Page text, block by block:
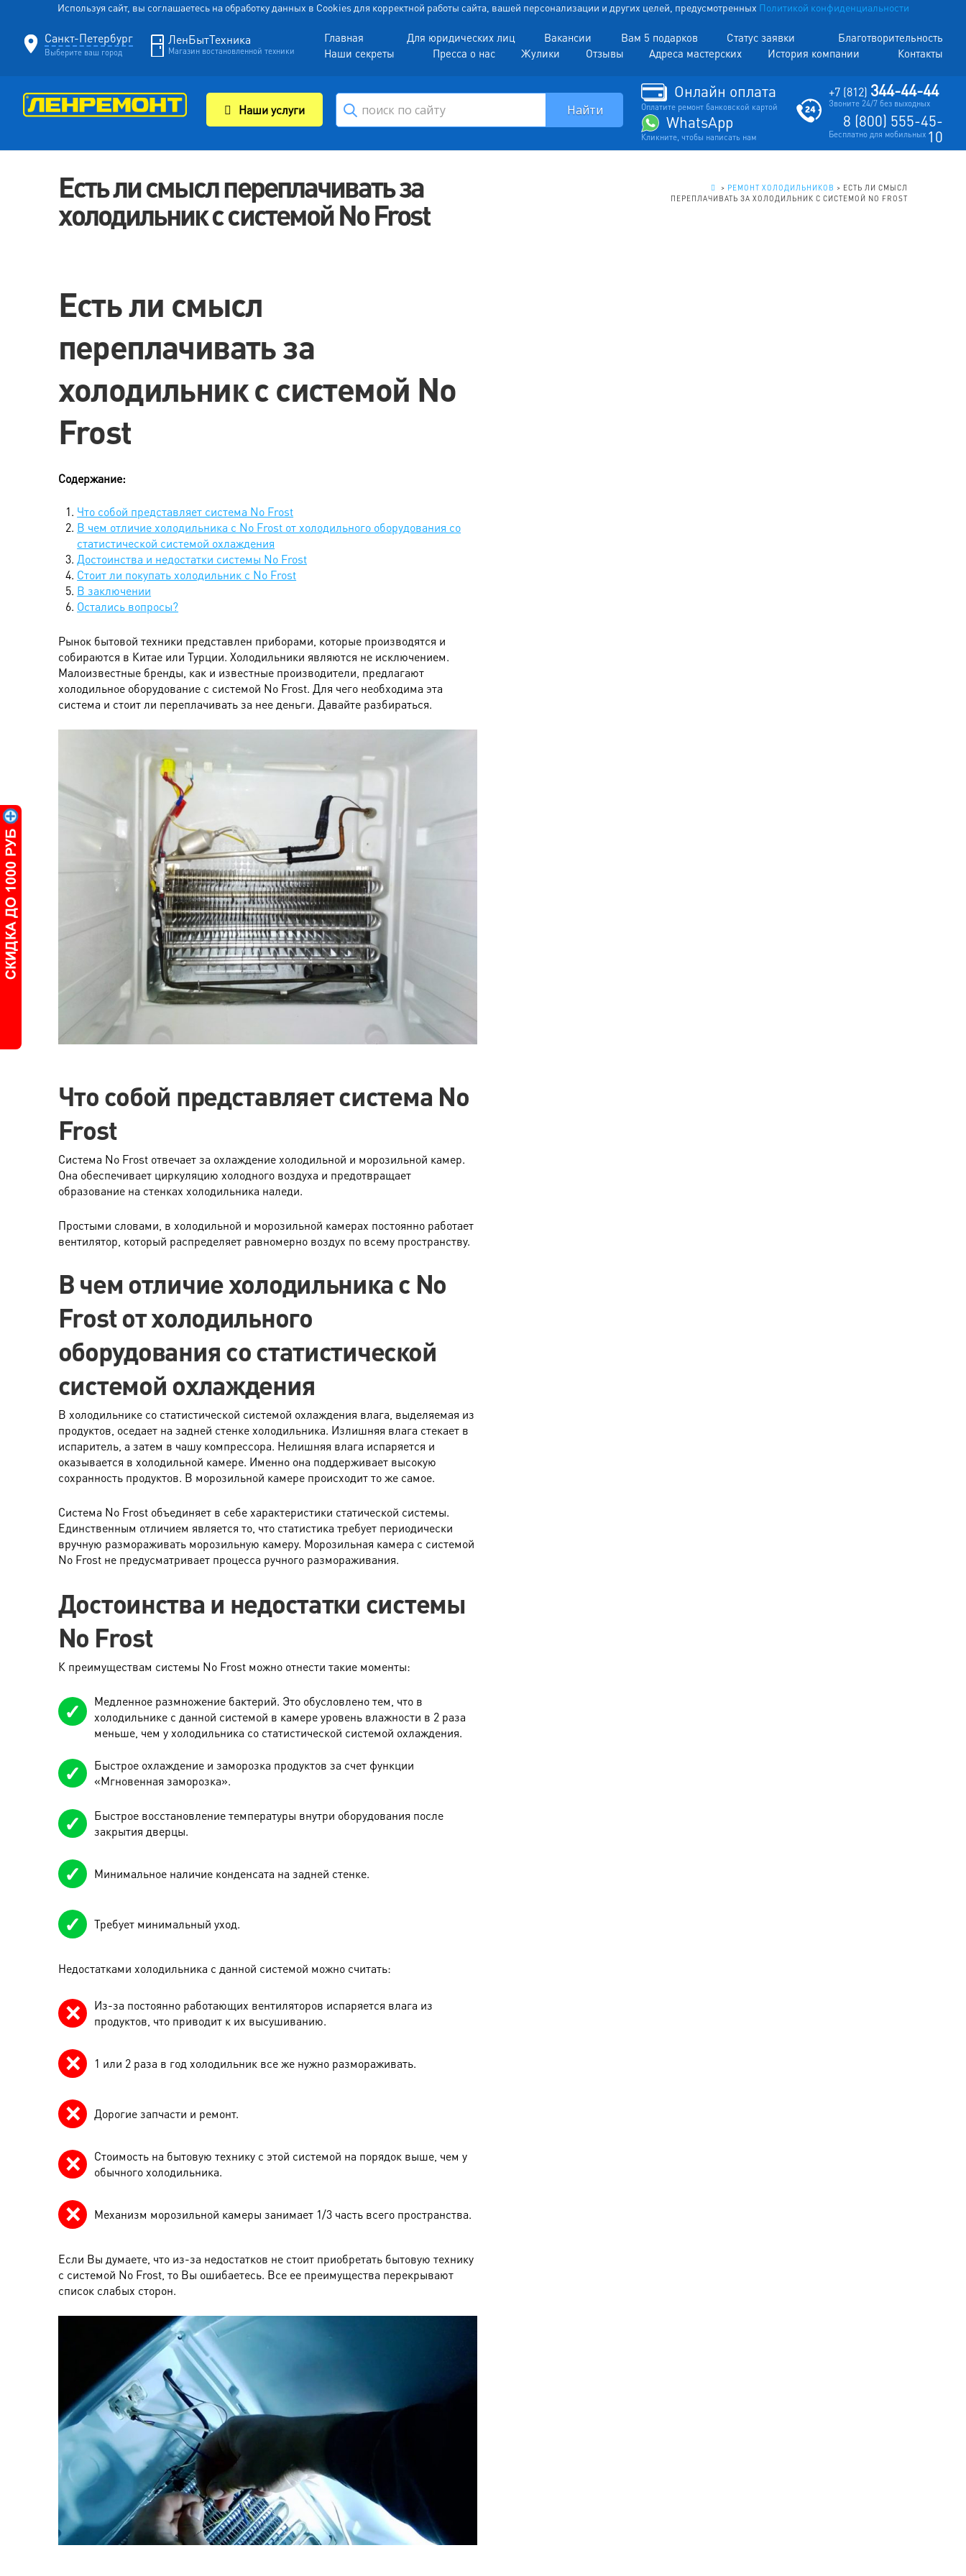
Используя сайт, вы соглашаетесь на обработку данных в Cookies для корректной работы сайта, вашей персонализации и других целей, предусмотренных Политикой конфиденциальности
Санкт-Петербург
Выберите ваш город
ЛенБытТехника
Магазин востановленной техники
Главная Для юридических лиц Вакансии Вам 5 подарков Статус заявки
Благотворительность
Наши секреты
Пресса о нас Жулики Отзывы Адреса мастерских История компании Контакты
Наши услуги
Онлайн оплата
Оплатите ремонт банковской картой
WhatsApp
Кликните, чтобы написать нам
+7 (812) 344-44-44
Звоните 24/7 без выходных
8 (800) 555-45-
10
Бесплатно для мобильных
Есть ли смысл переплачивать за
холодильник с системой No Frost
> РЕМОНТ ХОЛОДИЛЬНИКОВ > ЕСТЬ ЛИ СМЫСЛ
ПЕРЕПЛАЧИВАТЬ ЗА ХОЛОДИЛЬНИК С СИСТЕМОЙ NO FROST
Есть ли смысл
переплачивать за
холодильник с системой No
Frost
Содержание:
Что собой представляет система No Frost
В чем отличие холодильника с No Frost от холодильного оборудования со
статистической системой охлаждения
Достоинства и недостатки системы No Frost
Стоит ли покупать холодильник с No Frost
В заключении
Остались вопросы?
Рынок бытовой техники представлен приборами, которые производятся и
собираются в Китае или Турции. Холодильники являются не исключением.
Малоизвестные бренды, как и известные производители, предлагают
холодильное оборудование с системой No Frost. Для чего необходима эта
система и стоит ли переплачивать за нее деньги. Давайте разбираться.
Что собой представляет система No
Frost
Система No Frost отвечает за охлаждение холодильной и морозильной камер.
Она обеспечивает циркуляцию холодного воздуха и предотвращает
образование на стенках холодильника наледи.
Простыми словами, в холодильной и морозильной камерах постоянно работает
вентилятор, который распределяет равномерно воздух по всему пространству.
В чем отличие холодильника с No
Frost от холодильного
оборудования со статистической
системой охлаждения
В холодильнике со статистической системой охлаждения влага, выделяемая из
продуктов, оседает на задней стенке холодильника. Излишняя влага стекает в
испаритель, а затем в чашу компрессора. Нелишняя влага испаряется и
оказывается в холодильной камере. Именно она поддерживает высокую
сохранность продуктов. В морозильной камере происходит то же самое.
Система No Frost объединяет в себе характеристики статической системы.
Единственным отличием является то, что статистика требует периодически
вручную размораживать морозильную камеру. Морозильная камера с системой
No Frost не предусматривает процесса ручного размораживания.
Достоинства и недостатки системы
No Frost
К преимуществам системы No Frost можно отнести такие моменты:
Медленное размножение бактерий. Это обусловлено тем, что в
холодильнике с данной системой в камере уровень влажности в 2 раза
меньше, чем у холодильника со статистической системой охлаждения.
Быстрое охлаждение и заморозка продуктов за счет функции
«Мгновенная заморозка».
Быстрое восстановление температуры внутри оборудования после
закрытия дверцы.
Минимальное наличие конденсата на задней стенке.
Требует минимальный уход.
Недостатками холодильника с данной системой можно считать:
Из-за постоянно работающих вентиляторов испаряется влага из
продуктов, что приводит к их высушиванию.
1 или 2 раза в год холодильник все же нужно размораживать.
Дорогие запчасти и ремонт.
Стоимость на бытовую технику с этой системой на порядок выше, чем у
обычного холодильника.
Механизм морозильной камеры занимает 1/3 часть всего пространства.
Если Вы думаете, что из-за недостатков не стоит приобретать бытовую технику
с системой No Frost, то Вы ошибаетесь. Все ее преимущества перекрывают
список слабых сторон.